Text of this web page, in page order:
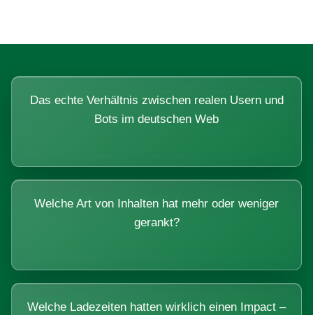
Das echte Verhältnis zwischen realen Usern und
Bots im deutschen Web
Welche Art von Inhalten hat mehr oder weniger
gerankt?
Welche Ladezeiten hatten wirklich einen Impact –